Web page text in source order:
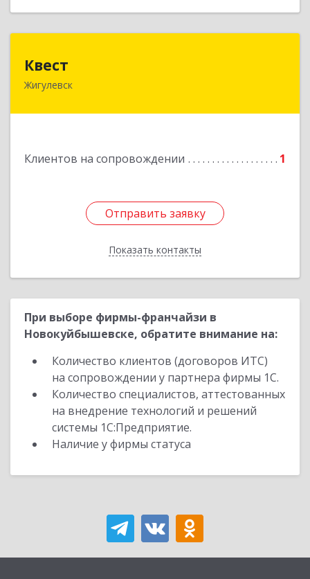
Квест
Жигулевск
Клиентов на сопровождении 1
Отправить заявку
Показать контакты
445350, Самарская обл., Жигулевск, ул.Пушкина,
Отправить заявку
Назад
При выборе фирмы-франчайзи в
Новокуйбышевске, обратите внимание на:
Количество клиентов (договоров ИТС)
на сопровождении у партнера фирмы 1С.
Количество специалистов, аттестованных
на внедрение технологий и решений
системы 1С:Предприятие.
Наличие у фирмы статуса